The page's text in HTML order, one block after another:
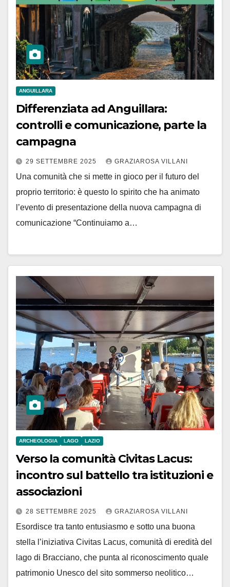
ANGUILLARA
Differenziata ad Anguillara:
controlli e comunicazione, parte la
campagna
29 SETTEMBRE 2025 GRAZIAROSA VILLANI
Una comunità che si mette in gioco per il futuro del
proprio territorio: è questo lo spirito che ha animato
l’evento di presentazione della nuova campagna di
comunicazione “Continuiamo a…
ARCHEOLOGIA LAGO LAZIO
Verso la comunità Civitas Lacus:
incontro sul battello tra istituzioni e
associazioni
28 SETTEMBRE 2025 GRAZIAROSA VILLANI
Esordisce tra tanto entusiasmo e sotto una buona
stella l’iniziativa Civitas Lacus, comunità di eredità del
lago di Bracciano, che punta al riconoscimento quale
patrimonio Unesco del sito sommerso neolitico…